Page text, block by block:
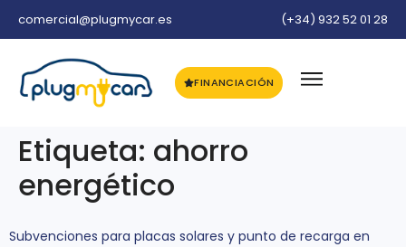
comercial@plugmycar.es (+34) 932 52 01 28
FINANCIACIÓN
Etiqueta: ahorro
energético
Subvenciones para placas solares y punto de recarga en